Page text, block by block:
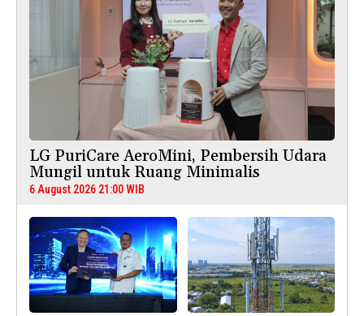
LG PuriCare AeroMini, Pembersih Udara
Mungil untuk Ruang Minimalis
6 August 2026 21:00 WIB